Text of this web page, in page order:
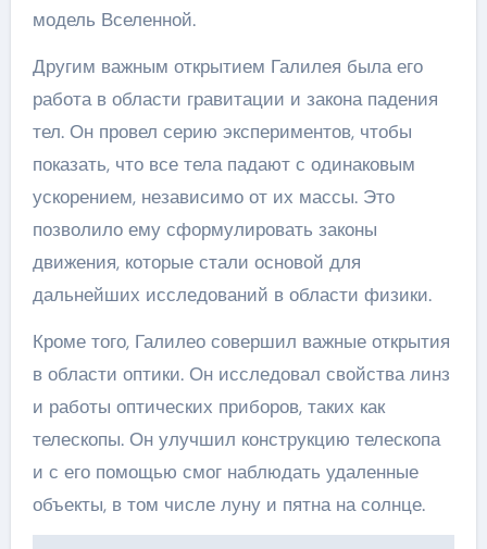
модель Вселенной.
Другим важным открытием Галилея была его
работа в области гравитации и закона падения
тел. Он провел серию экспериментов, чтобы
показать, что все тела падают с одинаковым
ускорением, независимо от их массы. Это
позволило ему сформулировать законы
движения, которые стали основой для
дальнейших исследований в области физики.
Кроме того, Галилео совершил важные открытия
в области оптики. Он исследовал свойства линз
и работы оптических приборов, таких как
телескопы. Он улучшил конструкцию телескопа
и с его помощью смог наблюдать удаленные
объекты, в том числе луну и пятна на солнце.